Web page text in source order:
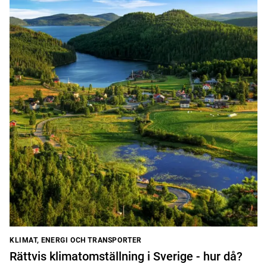
KLIMAT, ENERGI OCH TRANSPORTER
Rättvis klimatomställning i Sverige - hur då?